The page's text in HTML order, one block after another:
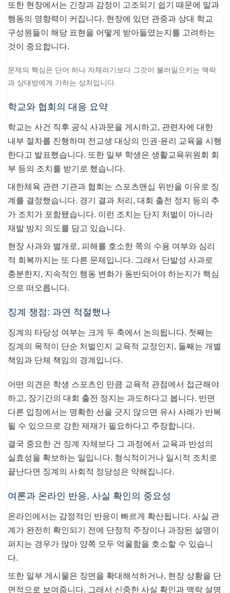
또한 현장에서는 긴장과 감정이 고조되기 쉽기 때문에 말과
행동의 영향력이 커집니다. 현장에 있던 관중과 상대 학교
구성원들이 해당 표현을 어떻게 받아들였는지를 고려하는
것이 중요합니다.
문제의 핵심은 단어 하나 자체라기보다 그것이 불러일으키는 맥락
과 상대방에게 가하는 상처입니다.
학교와 협회의 대응 요약
학교는 사건 직후 공식 사과문을 게시하고, 관련자에 대한
내부 절차를 진행하며 전교생 대상의 인권·윤리 교육을 시행
한다고 발표했습니다. 또한 일부 학생은 생활교육위원회 회
부 등의 조치를 받기로 했습니다.
대한체육 관련 기관과 협회는 스포츠맨십 위반을 이유로 징
계를 결정했습니다. 경기 결과 처리, 대회 출전 정지 등의 추
가 조치가 포함됐습니다. 이런 조치는 단지 처벌이 아니라
재발 방지 의도를 담고 있습니다.
현장 사과와 별개로, 피해를 호소한 쪽의 수용 여부와 심리
적 회복까지는 또 다른 문제입니다. 그래서 단발성 사과로
충분한지, 지속적인 행동 변화가 동반되어야 하는지가 핵심
으로 떠오릅니다.
징계 쟁점: 과연 적절했나
징계의 타당성 여부는 크게 두 축에서 논의됩니다. 첫째는
징계의 목적이 단순 처벌인지 교육적 교정인지, 둘째는 개별
책임과 단체 책임의 경계입니다.
어떤 의견은 학생 스포츠인 만큼 교육적 관점에서 접근해야
하고, 장기간의 대회 출전 정지는 과도하다고 봅니다. 반면
다른 입장에서는 명확한 선을 긋지 않으면 유사 사례가 반복
될 수 있으므로 강한 제재가 필요하다고 주장합니다.
결국 중요한 건 징계 자체보다 그 과정에서 교육과 반성의
실효성을 확보하는 일입니다. 형식적이거나 일시적 조치로
끝난다면 징계의 사회적 정당성은 약해집니다.
여론과 온라인 반응, 사실 확인의 중요성
온라인에서는 감정적인 반응이 빠르게 확산됩니다. 사실 관
계가 완전히 확인되기 전에 단정적 주장이나 과장된 설명이
퍼지는 경우가 많아 양쪽 모두 억울함을 호소할 수 있습니
다.
또한 일부 게시물은 장면을 확대해석하거나, 현장 상황을 단
면적으로 보여줍니다. 그래서 신중한 사실 확인과 맥락 설명